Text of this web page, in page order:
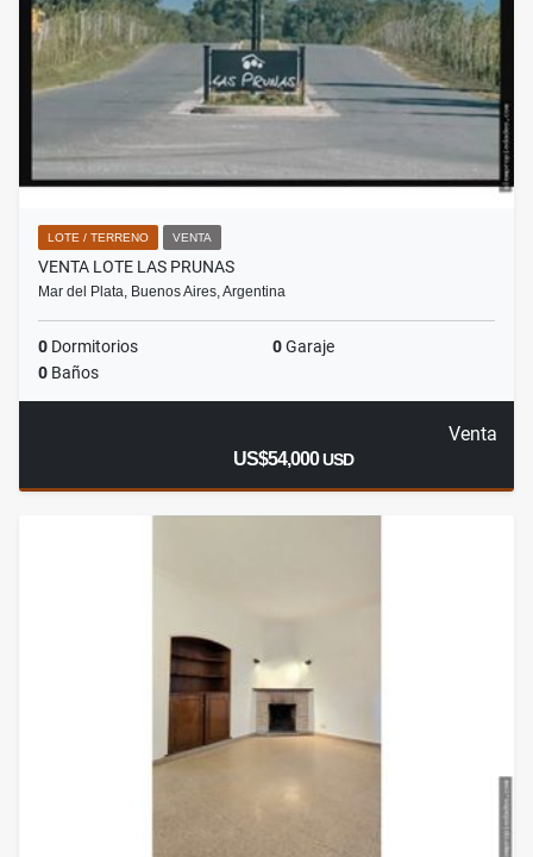
LOTE / TERRENO VENTA
VENTA LOTE LAS PRUNAS
Mar del Plata, Buenos Aires, Argentina
0 Dormitorios 0Garaje
0 Baños
Venta
US$54,000USD